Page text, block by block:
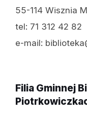
55-114 Wisznia
tel: 71 312 42 82
e-mail:
Filia Gminnej